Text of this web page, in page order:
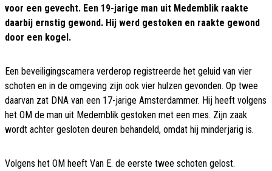
voor een gevecht. Een 19-jarige man uit Medemblik raakte
daarbij ernstig gewond. Hij werd gestoken en raakte gewond
door een kogel.
Een beveiligingscamera verderop registreerde het geluid van vier
schoten en in de omgeving zijn ook vier hulzen gevonden. Op twee
daarvan zat DNA van een 17-jarige Amsterdammer. Hij heeft volgens
het OM de man uit Medemblik gestoken met een mes. Zijn zaak
wordt achter gesloten deuren behandeld, omdat hij minderjarig is.
Volgens het OM heeft Van E. de eerste twee schoten gelost.